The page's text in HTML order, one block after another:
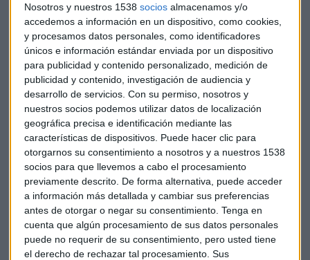
Nosotros y nuestros 1538 socios almacenamos y/o
accedemos a información en un dispositivo, como cookies,
y procesamos datos personales, como identificadores
únicos e información estándar enviada por un dispositivo
para publicidad y contenido personalizado, medición de
publicidad y contenido, investigación de audiencia y
desarrollo de servicios. Con su permiso, nosotros y
nuestros socios podemos utilizar datos de localización
geográfica precisa e identificación mediante las
características de dispositivos. Puede hacer clic para
otorgarnos su consentimiento a nosotros y a nuestros 1538
socios para que llevemos a cabo el procesamiento
previamente descrito. De forma alternativa, puede acceder
a información más detallada y cambiar sus preferencias
antes de otorgar o negar su consentimiento. Tenga en
cuenta que algún procesamiento de sus datos personales
puede no requerir de su consentimiento, pero usted tiene
el derecho de rechazar tal procesamiento. Sus
país". En España se están concentrando muchos de los
centros de excelencia de diferentes empresas de
vanguardia, lo cual agrava la falta de profesionales del
sector TIC.
Un millón trescientas mil personas han
accedido a la plataforma de formación de
Microsoft España
Sobre la necesidad de entrar en procesos de upskilling y
reskilling, menos de la mitad de las empresas tienen un plan
al respecto. La mejor forma de avanzar en este sentido es la
utilización de "las certificaciones profesionales" nos dice
Enrique Ruizque considera de gran importancia iniciativas
como "la de la EOI de formación para directivos de pymes".